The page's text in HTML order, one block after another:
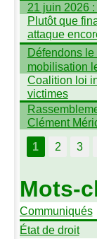
21 juin 2026
Plutôt que
attaque
Défendons le
mobilisation
Coalition loi
victimes
Clément
1
2 3
Mots-
Communiqués
État de droit